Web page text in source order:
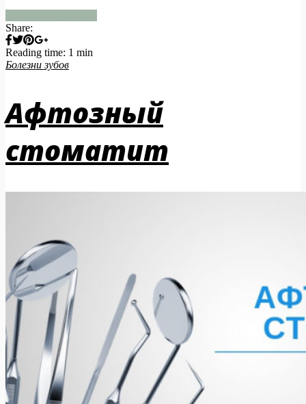
Share:
Reading time: 1 min
Болезни зубов
Афтозный
стоматит